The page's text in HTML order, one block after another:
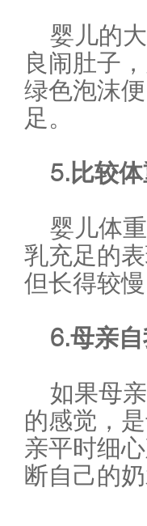
婴儿的
良闹肚子
绿色泡沫
足。
5.比较
婴儿体
乳充足的
但长得较
6.母亲
如果母
的感觉，
亲平时细
断自己的